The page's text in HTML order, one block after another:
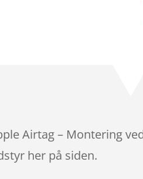
Airtag – Montering
her på siden.